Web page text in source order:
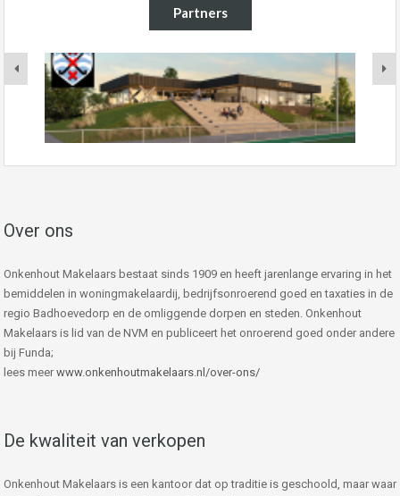
Partners
Over ons
Onkenhout Makelaars bestaat sinds 1909 en heeft jarenlange ervaring in het
bemiddelen in woningmakelaardij, bedrijfsonroerend goed en taxaties in de
regio Badhoevedorp en de omliggende dorpen en steden. Onkenhout
Makelaars is lid van de NVM en publiceert het onroerend goed onder andere
bij Funda;
lees meer www.onkenhoutmakelaars.nl/over-ons/
De kwaliteit van verkopen
Onkenhout Makelaars is een kantoor dat op traditie is geschoold, maar waar